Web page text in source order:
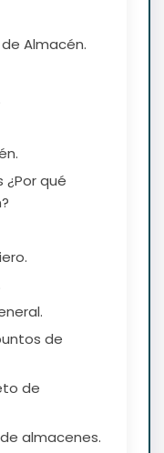
Almacén.
¿Por qué
de
de
almacenes.